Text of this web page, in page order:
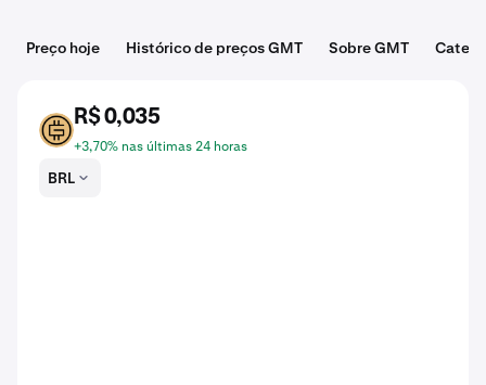
Preço hoje Histórico de preços GMT Sobre GMT
GMT
R$ 0,035
+3,70% nas últimas 24 horas
BRL